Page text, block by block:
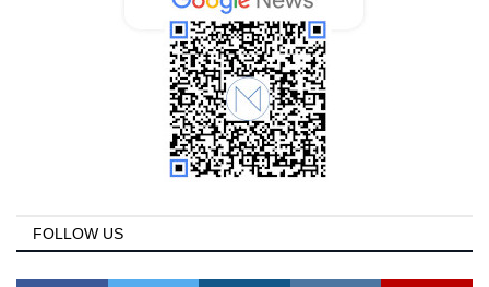
FOLLOW US